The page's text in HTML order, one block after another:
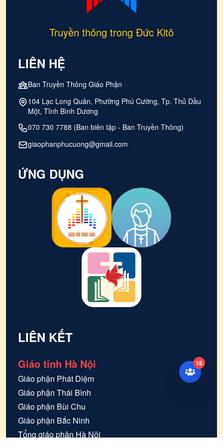
18
Truyền thông trong Đức Kitô
LIÊN HỆ
Ban Truyền Thông Giáo Phận
104 Lạc Long Quân, Phường Phú Cường, Tp. Thủ Dầu
Một, Tỉnh Bình Dương
070 730 7788 (Ban biên tập - Ban Truyền Thông)
giaophanphucuong@gmail.com
ỨNG DỤNG
LIÊN KẾT
Giáo tỉnh Hà Nội
Giáo phận Phát Diệm
Giáo phận Thái Bình
Giáo phận Bùi Chu
Giáo phận Bắc Ninh
Tổng giáo phận Hà Nội